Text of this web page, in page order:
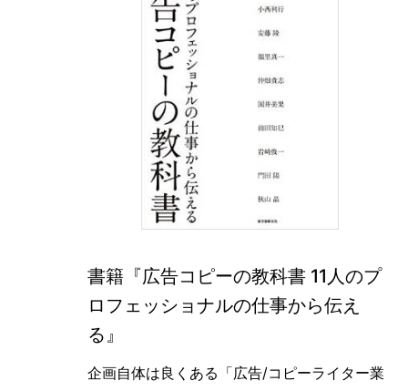
書籍『広告コピーの教科書 11人のプ
ロフェッショナルの仕事から伝え
る』
企画自体は良くある「広告/コピーライター業